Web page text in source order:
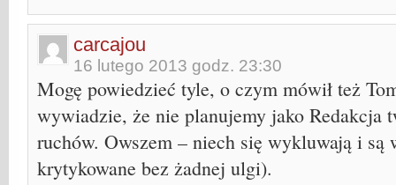
carcajou
16 lutego 2013 godz. 23:30
Mogę powiedzieć tyle, o czym mówił też
wywiadzie, że nie planujemy jako Redakcja
ruchów. Owszem – niech się wykluwają i są
krytykowane bez żadnej ulgi).